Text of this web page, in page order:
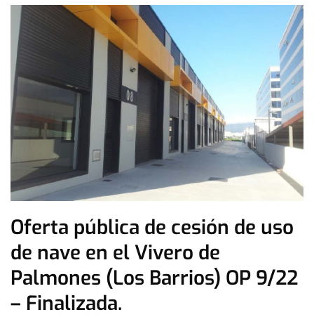
Oferta pública de cesión de uso
de nave en el Vivero de
Palmones (Los Barrios) OP 9/22
– Finalizada.